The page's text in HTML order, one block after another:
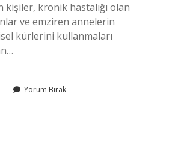
kronik hastalığı olan
ve emziren annelerin
kürlerini kullanmaları
Yorum Bırak